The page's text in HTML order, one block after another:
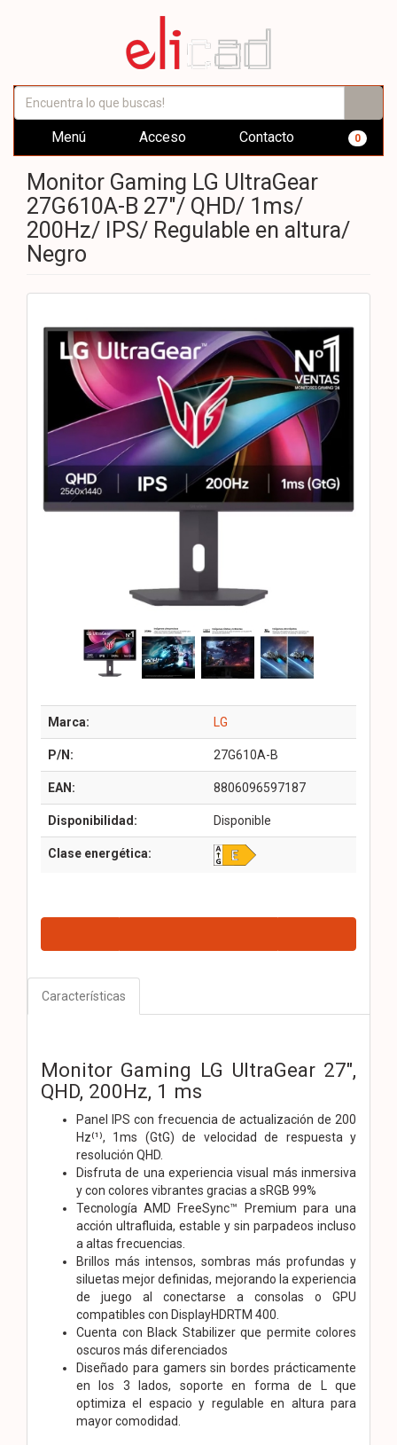
Menú Acceso Contacto 0
Monitor Gaming LG UltraGear
27G610A-B 27"/ QHD/ 1ms/
200Hz/ IPS/ Regulable en altura/
Negro
Marca: LG
P/N: 27G610A-B
EAN: 8806096597187
Disponibilidad: Disponible
Clase energética:
Características
Monitor Gaming LG UltraGear 27",
QHD, 200Hz, 1 ms
Panel IPS con frecuencia de actualización de 200
Hz⁽¹⁾, 1ms (GtG) de velocidad de respuesta y
resolución QHD.
Disfruta de una experiencia visual más inmersiva
y con colores vibrantes gracias a sRGB 99%
Tecnología AMD FreeSync™ Premium para una
acción ultrafluida, estable y sin parpadeos incluso
a altas frecuencias.
Brillos más intensos, sombras más profundas y
siluetas mejor definidas, mejorando la experiencia
de juego al conectarse a consolas o GPU
compatibles con DisplayHDRTM 400.
Cuenta con Black Stabilizer que permite colores
oscuros más diferenciados
Diseñado para gamers sin bordes prácticamente
en los 3 lados, soporte en forma de L que
optimiza el espacio y regulable en altura para
mayor comodidad.